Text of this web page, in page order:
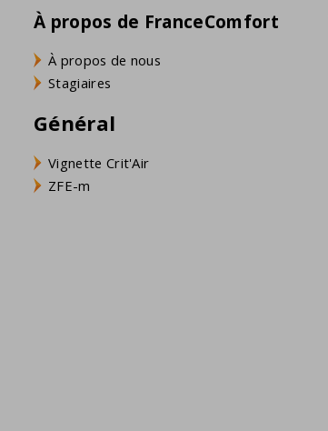
À propos de FranceComfort
À propos de nous
Stagiaires
Général
Vignette Crit'Air
ZFE-m